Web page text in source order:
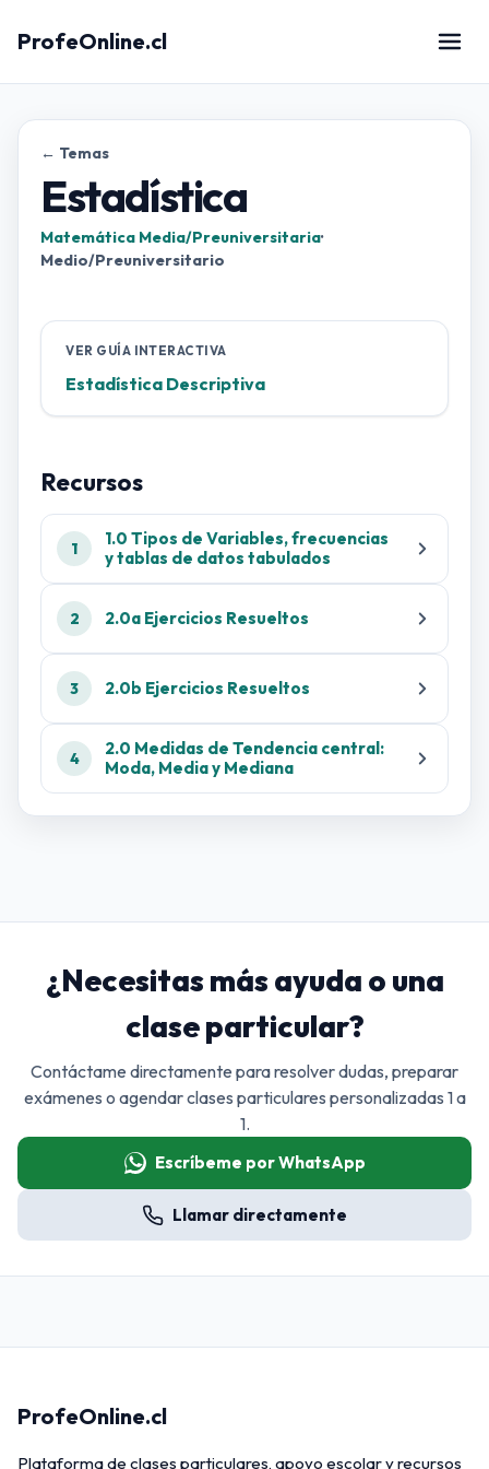
ProfeOnline.cl
← Temas
Estadística
Matemática Media/Preuniversitaria·
Medio/Preuniversitario
VER GUÍA INTERACTIVA
Estadística Descriptiva
Recursos
1
1.0 Tipos de Variables, frecuencias
y tablas de datos tabulados
2 2.0a Ejercicios Resueltos
3 2.0b Ejercicios Resueltos
4
2.0 Medidas de Tendencia central:
Moda, Media y Mediana
¿Necesitas más ayuda o una
clase particular?
Contáctame directamente para resolver dudas, preparar
exámenes o agendar clases particulares personalizadas 1 a
1.
Escríbeme por WhatsApp
Llamar directamente
ProfeOnline.cl
Plataforma de clases particulares, apoyo escolar y recursos